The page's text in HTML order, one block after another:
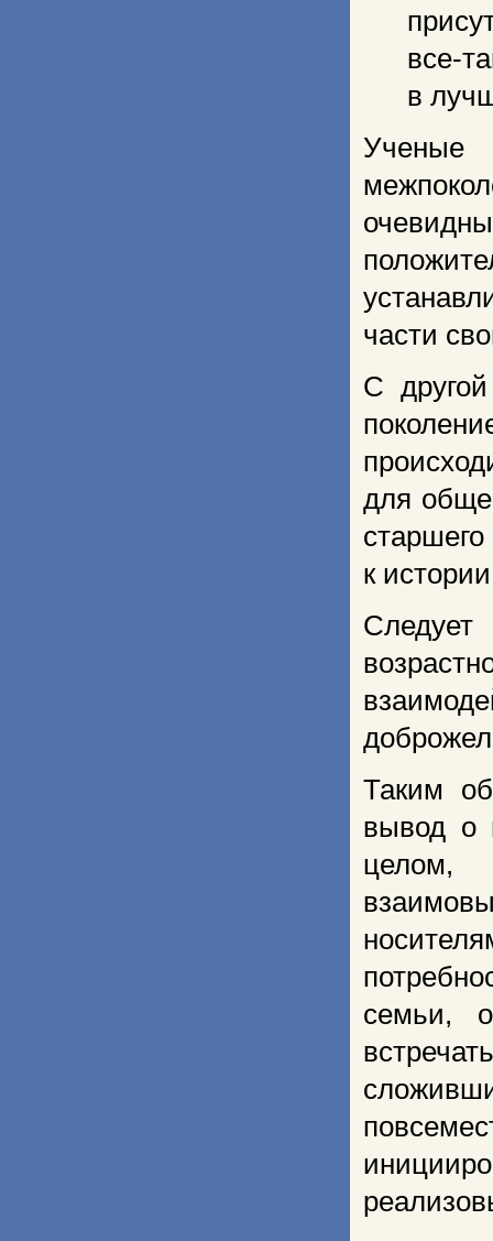
все-
в
Ученые
части
С
для
к
Таким
вывод о
целом,
семьи,